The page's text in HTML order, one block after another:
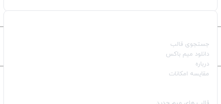
جستجوی قالب
دانلود میم باکس
درباره
مقایسه امکانات